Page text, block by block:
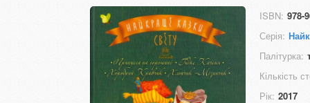
ISBN: 978-
Серія:
Палітурка:
Кількість
Рік: 2017